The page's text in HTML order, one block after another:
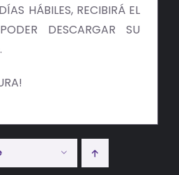
HÁBILES, RECIBIRÁ EL
DESCARGAR SU